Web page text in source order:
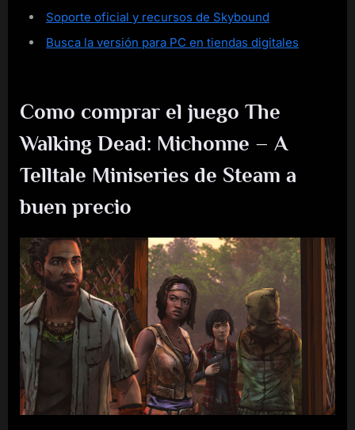
Soporte oficial y recursos de Skybound
Busca la versión para PC en tiendas digitales
Como comprar el juego The
Walking Dead: Michonne – A
Telltale Miniseries de Steam a
buen precio